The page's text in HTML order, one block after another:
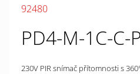
92480
PD4-M-1C-C-
230V PIR snímač přítomnosti s